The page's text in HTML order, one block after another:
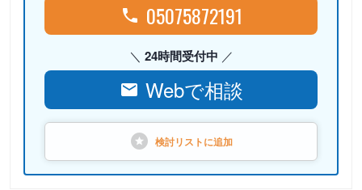
05075872191
24時間受付中
Webで相談
検討リストに追加